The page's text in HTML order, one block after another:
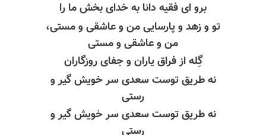
برو ای فقیه دانا به خدای بخش ما را
تو و زهد و پارسایی من و عاشقی و مستی،
من و عاشقی و مستی
گِله از فراق یاران و جفای روزگاران
نه طریق توست سعدی سر خویش گیر و
رستی
نه طریق توست سعدی سر خویش گیر و
رستی